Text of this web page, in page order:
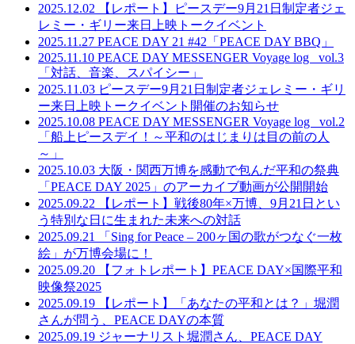
2025.12.02
【レポート】ピースデー9月21日制定者ジェ
レミー・ギリー来日上映トークイベント
2025.11.27 PEACE DAY 21 #42「PEACE DAY BBQ」
2025.11.10 PEACE DAY MESSENGER Voyage log _vol.3
「対話、音楽、スパイシー」
2025.11.03 ピースデー9月21日制定者ジェレミー・ギリ
ー来日上映トークイベント開催のお知らせ
2025.10.08 PEACE DAY MESSENGER Voyage log _vol.2
「船上ピースデイ！～平和のはじまりは目の前の人
～」
2025.10.03 大阪・関西万博を感動で包んだ平和の祭典
「PEACE DAY 2025」のアーカイブ動画が公開開始
2025.09.22
【レポート】戦後80年×万博、9月21日とい
う特別な日に生まれた未来への対話
2025.09.21
「Sing for Peace – 200ヶ国の歌がつなぐ一枚
絵」が万博会場に！
2025.09.20
【フォトレポート】PEACE DAY×国際平和
映像祭2025
2025.09.19
【レポート】「あなたの平和とは？」堀潤
さんが問う、PEACE DAYの本質
2025.09.19 ジャーナリスト堀潤さん、PEACE DAY